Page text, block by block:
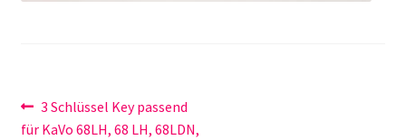
Beitragsnavigation
Vorheriger
Beitrag:
3 Schlüssel Key passend
für KaVo 68LH, 68 LH, 68LDN,